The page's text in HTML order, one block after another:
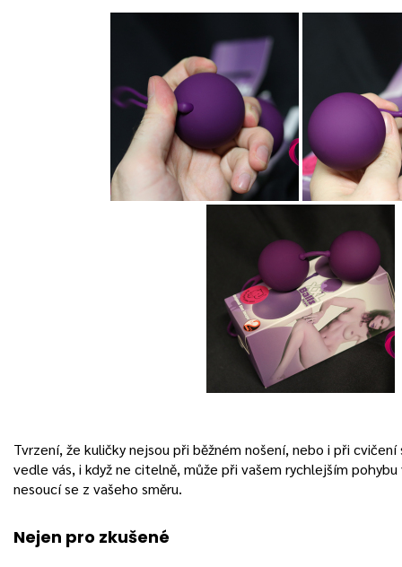
Tvrzení, že kuličky nejsou při běžném nošení, nebo i při
vedle vás, i když ne citelně, může při vašem rychlejším pohybu
nesoucí se z vašeho směru.
Nejen pro zkušené